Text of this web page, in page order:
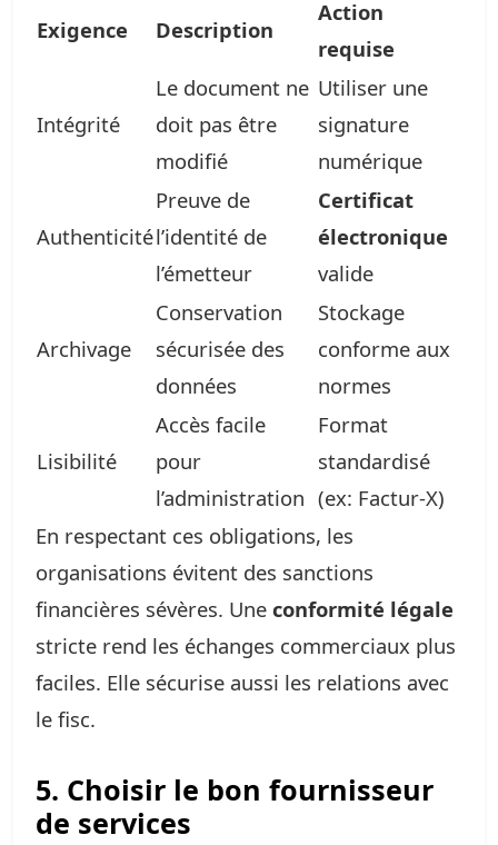
Exigence Description
Action
requise
Intégrité
Le document ne
doit pas être
modifié
Utiliser une
signature
numérique
Authenticité
Preuve de
l’identité de
l’émetteur
Certificat
électronique
valide
Archivage
Conservation
sécurisée des
données
Stockage
conforme aux
normes
Lisibilité
Accès facile
pour
l’administration
Format
standardisé
(ex: Factur-X)
En respectant ces obligations, les
organisations évitent des sanctions
financières sévères. Une conformité légale
stricte rend les échanges commerciaux plus
faciles. Elle sécurise aussi les relations avec
le fisc.
5. Choisir le bon fournisseur
de services